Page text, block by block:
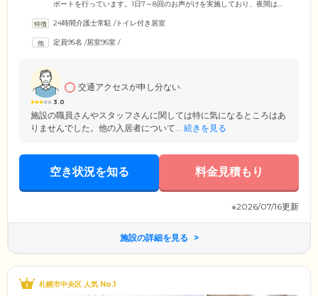
ポートを行っています。1日7～8回のお声がけを実施しており、夜間はご
365日常駐し、日常の健康管理や医療的ケアを行いますので、安心してお
ただくことで、訪問診療や、訪問歯科診療をご利用になれます。さら
24時間介護士常駐 /トイレ付き居室
定員95名 /居室95室 /
3.0
交通アクセスが申し分ない
施設の職員さんやスタッフさんに関しては特に気になるところはあ
りませんでした。他の入居者について... 続きを見る
空き状況を知る 料金見積もり
※2026/07/16更新
施設の詳細を見る
札幌市中央区 人気 No.1